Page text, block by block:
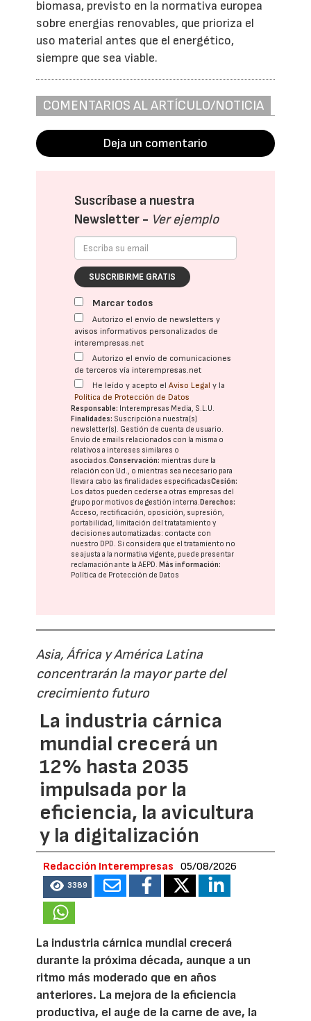
biomasa, previsto en la normativa europea
sobre energías renovables, que prioriza el
uso material antes que el energético,
siempre que sea viable.
COMENTARIOS AL ARTÍCULO/NOTICIA
Deja un comentario
Suscríbase a nuestra
Newsletter - Ver ejemplo
SUSCRIBIRME GRATIS
Marcar todos
Autorizo el envío de newsletters y
avisos informativos personalizados de
interempresas.net
Autorizo el envío de comunicaciones
de terceros vía interempresas.net
He leído y acepto elAviso Legal y la
Política de Protección de Datos
Responsable: Interempresas Media, S.L.U.
Finalidades: Suscripción a nuestra(s)
newsletter(s). Gestión de cuenta de usuario.
Envío de emails relacionados con la misma o
relativos a intereses similares o
asociados.Conservación: mientras dure la
relación con Ud., o mientras sea necesario para
llevar a cabo las finalidades especificadasCesión:
Los datos pueden cederse a otras empresas del
grupo por motivos de gestión interna. Derechos:
Acceso, rectificación, oposición, supresión,
portabilidad, limitación del tratatamiento y
decisiones automatizadas: contacte con
nuestro DPD. Si considera que el tratamiento no
se ajusta a la normativa vigente, puede presentar
reclamación ante laAEPD. Más información:
Política de Protección de Datos
Asia, África y América Latina
concentrarán la mayor parte del
crecimiento futuro
La industria cárnica
mundial crecerá un
12% hasta 2035
impulsada por la
eficiencia, la avicultura
y la digitalización
Redacción Interempresas 05/08/2026
3389
La industria cárnica mundial crecerá
durante la próxima década, aunque a un
ritmo más moderado que en años
anteriores. La mejora de la eficiencia
productiva, el auge de la carne de ave, la